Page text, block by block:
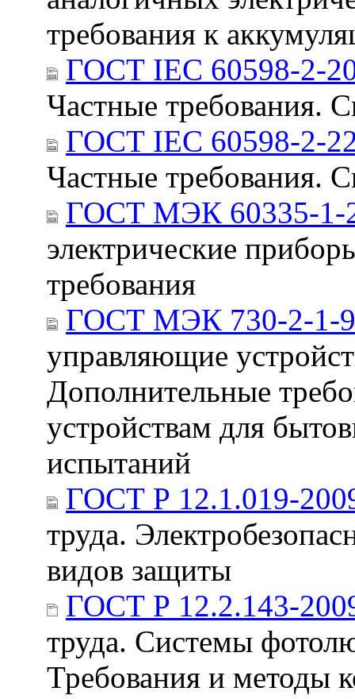
требования к
ГОСТ IEC 60598-2-
Частные требования.
ГОСТ IEC 60598-2-
Частные требования.
ГОСТ МЭК 60335-1-
электрические
требования
ГОСТ МЭК 730-2-1-
управляющие
Дополнительные
устройствам для
испытаний
ГОСТ Р 12.1.019-
труда.
видов защиты
ГОСТ Р 12.2.143-
труда. Системы
Требования и методы